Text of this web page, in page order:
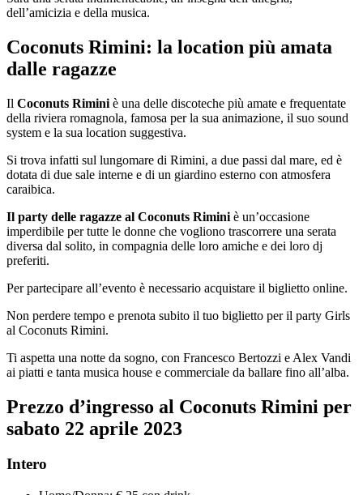
dell’amicizia e della musica.
Coconuts Rimini: la location più amata
dalle ragazze
Il Coconuts Rimini è una delle discoteche più amate e frequentate
della riviera romagnola, famosa per la sua animazione, il suo sound
system e la sua location suggestiva.
Si trova infatti sul lungomare di Rimini, a due passi dal mare, ed è
dotata di due sale interne e di un giardino esterno con atmosfera
caraibica.
Il party delle ragazze al Coconuts Rimini è un’occasione
imperdibile per tutte le donne che vogliono trascorrere una serata
diversa dal solito, in compagnia delle loro amiche e dei loro dj
preferiti.
Per partecipare all’evento è necessario acquistare il biglietto online.
Non perdere tempo e prenota subito il tuo biglietto per il party Girls
al Coconuts Rimini.
Ti aspetta una notte da sogno, con Francesco Bertozzi e Alex Vandi
ai piatti e tanta musica house e commerciale da ballare fino all’alba.
Prezzo d’ingresso al Coconuts Rimini per
sabato 22 aprile 2023
Intero